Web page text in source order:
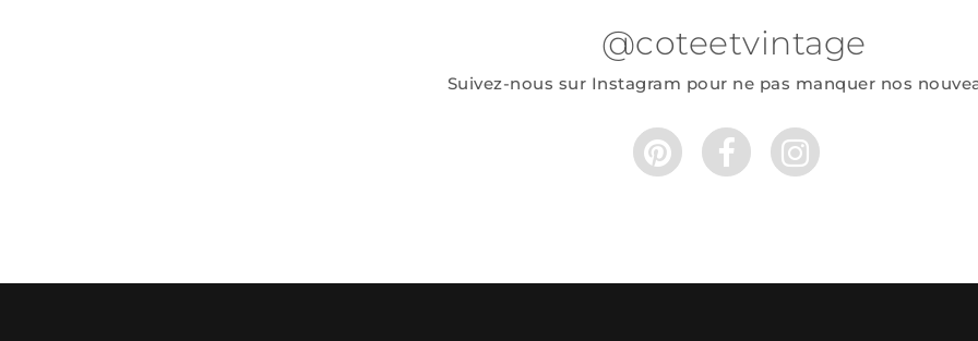
@coteetvintage
Suivez-nous sur Instagram pour ne pas manquer nos